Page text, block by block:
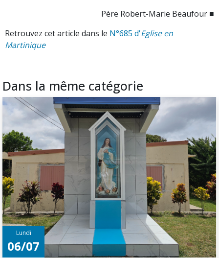
Père Robert-Marie Beaufour ■
Retrouvez cet article dans le N°685 d'Eglise en
Martinique
Dans la même catégorie
Lundi
06/07